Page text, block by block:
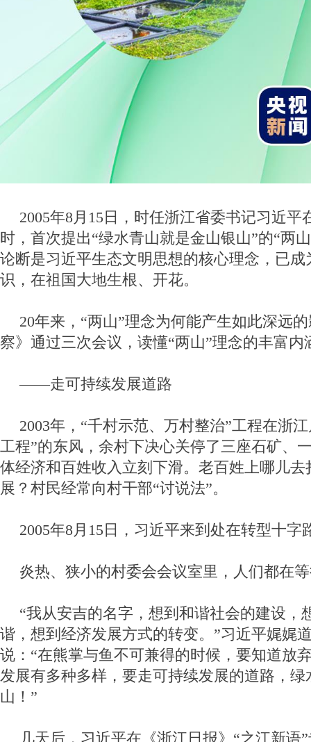
2005年8月15日，时任浙江省委书记习近平
时，首次提出“绿水青山就是金山银山”的“两
论断是习近平生态文明思想的核心理念，已
识，在祖国大地生根、开花。
20年来，“两山”理念为何能产生如此深远
察》通过三次会议，读懂“两山”理念的丰富内
——走可持续发展道路
2003年，“千村示范、万村整治”工程在浙
工程”的东风，余村下决心关停了三座石矿、
体经济和百姓收入立刻下滑。老百姓上哪儿
展？村民经常向村干部“讨说法”。
2005年8月15日，习近平来到处在转型十字
炎热、狭小的村委会会议室里，人们都在
“我从安吉的名字，想到和谐社会的建设，
谐，想到经济发展方式的转变。”习近平娓娓
说：“在熊掌与鱼不可兼得的时候，要知道放
发展有多种多样，要走可持续发展的道路，
山！”
几天后，习近平在《浙江日报》“之江新语